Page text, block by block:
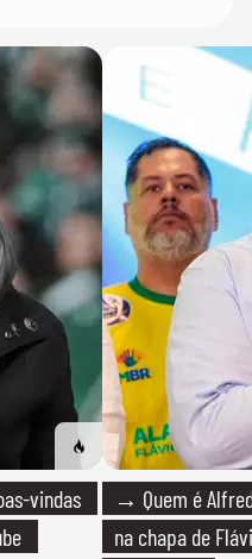
vindas
→ Quem é
na chapa de